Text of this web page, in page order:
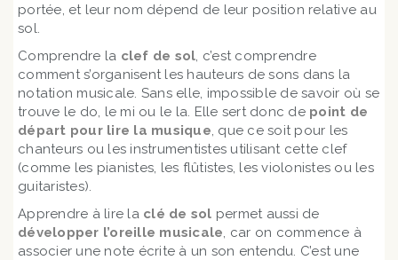
portée, et leur nom dépend de leur position relative au
sol.
Comprendre la clef de sol , c’est comprendre
comment s’organisent les hauteurs de sons dans la
notation musicale. Sans elle, impossible de savoir où se
trouve le do, le mi ou le la. Elle sert donc de point de
départ pour lire la musique , que ce soit pour les
chanteurs ou les instrumentistes utilisant cette clef
(comme les pianistes, les flûtistes, les violonistes ou les
guitaristes).
Apprendre à lire la clé de sol permet aussi de
développer l’oreille musicale , car on commence à
associer une note écrite à un son entendu. C’est une